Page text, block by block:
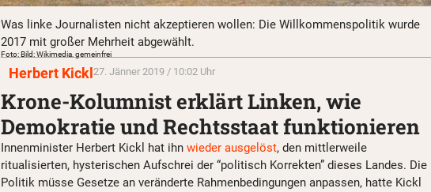
Was linke Journalisten nicht akzeptieren wollen: Die Willkommenspolitik wurde
2017 mit großer Mehrheit abgewählt.
Foto: Bild: Wikimedia, gemeinfrei
Herbert Kickl 27. Jänner 2019 / 10:02 Uhr
Krone-Kolumnist erklärt Linken, wie
Demokratie und Rechtsstaat funktionieren
Innenminister Herbert Kickl hat ihn wieder ausgelöst, den mittlerweile
ritualisierten, hysterischen Aufschrei der “politisch Korrekten” dieses Landes. Die
Politik müsse Gesetze an veränderte Rahmenbedingungen anpassen, hatte Kickl